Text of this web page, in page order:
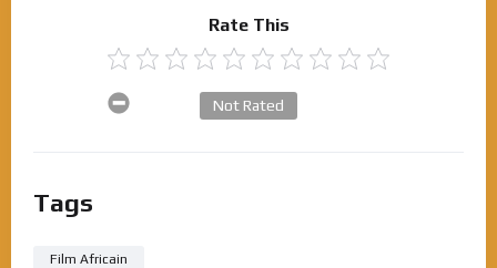
Rate This
Not Rated
Tags
Film Africain